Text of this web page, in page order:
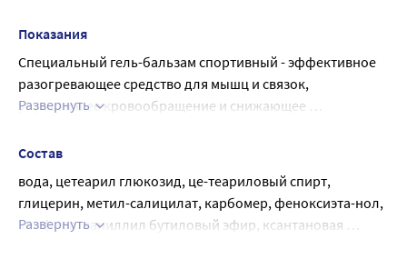
использования.
Показания
Специальный гель-бальзам спортивный - эффективное
разогревающее средство для мышц и связок,
улучшающее кровообращение и снижающее
связок, а также различных повреждений мышц и
суставов при физических нагрузках, занятиях фитнесом и
спортивных играх, особенно в холодное время года
Развернуть
Состав
вода, цетеарил глюкозид, це-теариловый спирт,
глицерин, метил-салицилат, карбомер, феноксиэта-нол,
камфора, ваниллил бутиловый эфир, ксантановая
Развернуть